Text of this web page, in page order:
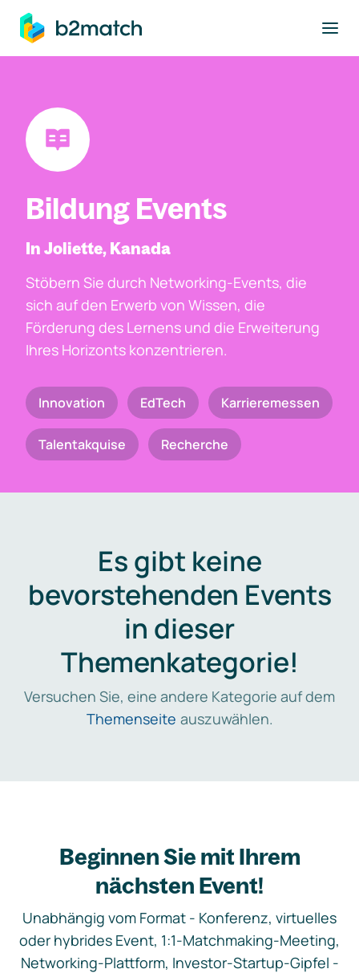
springen
Bildung Events
In Joliette, Kanada
Stöbern Sie durch Networking-Events, die
sich auf den Erwerb von Wissen, die
Förderung des Lernens und die Erweiterung
Ihres Horizonts konzentrieren.
Innovation EdTech Karrieremessen
Talentakquise Recherche
Es gibt keine
bevorstehenden Events
in dieser
Themenkategorie!
Versuchen Sie, eine andere Kategorie auf dem
Themenseite auszuwählen.
Beginnen Sie mit Ihrem
nächsten Event!
Unabhängig vom Format - Konferenz, virtuelles
oder hybrides Event, 1:1-Matchmaking-Meeting,
Networking-Plattform, Investor-Startup-Gipfel -